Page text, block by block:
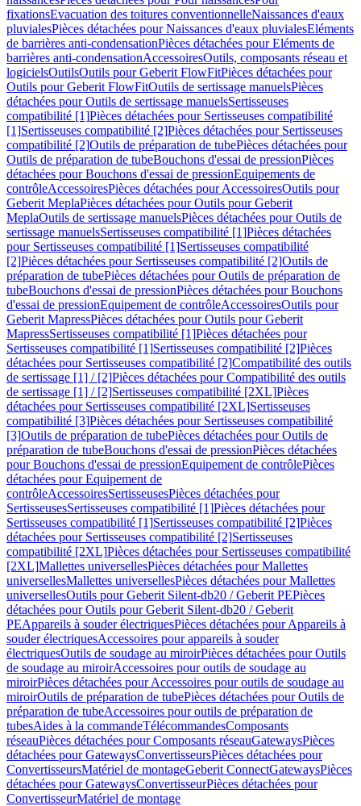
fixationsEvacuation des toitures conventionnelleNaissances d'eaux
pluvialesPièces détachées pour Naissances d'eaux pluvialesEléments
de barrières anti-condensationPièces détachées pour Eléments de
barrières anti-condensationAccessoiresOutils, composants réseau et
logicielsOutilsOutils pour Geberit FlowFitPièces détachées pour
Outils pour Geberit FlowFitOutils de sertissage manuelsPièces
détachées pour Outils de sertissage manuelsSertisseuses
compatibilité [1]Pièces détachées pour Sertisseuses compatibilité
[1]Sertisseuses compatibilité [2]Pièces détachées pour Sertisseuses
compatibilité [2]Outils de préparation de tubePièces détachées pour
Outils de préparation de tubeBouchons d'essai de pressionPièces
détachées pour Bouchons d'essai de pressionEquipements de
contrôleAccessoiresPièces détachées pour AccessoiresOutils pour
Geberit MeplaPièces détachées pour Outils pour Geberit
MeplaOutils de sertissage manuelsPièces détachées pour Outils de
sertissage manuelsSertisseuses compatibilité [1]Pièces détachées
pour Sertisseuses compatibilité [1]Sertisseuses compatibilité
[2]Pièces détachées pour Sertisseuses compatibilité [2]Outils de
préparation de tubePièces détachées pour Outils de préparation de
tubeBouchons d'essai de pressionPièces détachées pour Bouchons
d'essai de pressionEquipement de contrôleAccessoiresOutils pour
Geberit MapressPièces détachées pour Outils pour Geberit
MapressSertisseuses compatibilité [1]Pièces détachées pour
Sertisseuses compatibilité [1]Sertisseuses compatibilité [2]Pièces
détachées pour Sertisseuses compatibilité [2]Compatibilité des outils
de sertissage [1] / [2]Pièces détachées pour Compatibilité des outils
de sertissage [1] / [2]Sertisseuses compatibilité [2XL]Pièces
détachées pour Sertisseuses compatibilité [2XL]Sertisseuses
compatibilité [3]Pièces détachées pour Sertisseuses compatibilité
[3]Outils de préparation de tubePièces détachées pour Outils de
préparation de tubeBouchons d'essai de pressionPièces détachées
pour Bouchons d'essai de pressionEquipement de contrôlePièces
détachées pour Equipement de
contrôleAccessoiresSertisseusesPièces détachées pour
SertisseusesSertisseuses compatibilité [1]Pièces détachées pour
Sertisseuses compatibilité [1]Sertisseuses compatibilité [2]Pièces
détachées pour Sertisseuses compatibilité [2]Sertisseuses
compatibilité [2XL]Pièces détachées pour Sertisseuses compatibilité
[2XL]Mallettes universellesPièces détachées pour Mallettes
universellesMallettes universellesPièces détachées pour Mallettes
universellesOutils pour Geberit Silent-db20 / Geberit PEPièces
détachées pour Outils pour Geberit Silent-db20 / Geberit
PEAppareils à souder électriquesPièces détachées pour Appareils à
souder électriquesAccessoires pour appareils à souder
électriquesOutils de soudage au miroirPièces détachées pour Outils
de soudage au miroirAccessoires pour outils de soudage au
miroirPièces détachées pour Accessoires pour outils de soudage au
miroirOutils de préparation de tubePièces détachées pour Outils de
préparation de tubeAccessoires pour outils de préparation de
tubesAides à la commandeTélécommandesComposants
réseauPièces détachées pour Composants réseauGatewaysPièces
détachées pour GatewaysConvertisseursPièces détachées pour
ConvertisseursMatériel de montageGeberit ConnectGatewaysPièces
détachées pour GatewaysConvertisseurPièces détachées pour
ConvertisseurMatériel de montage